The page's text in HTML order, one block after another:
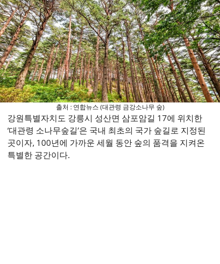
출처 : 연합뉴스 (대관령 금강소나무 숲)
강원특별자치도 강릉시 성산면 삼포암길 17에 위치한
‘대관령 소나무숲길’은 국내 최초의 국가 숲길로 지정된
곳이자, 100년에 가까운 세월 동안 숲의 품격을 지켜온
특별한 공간이다.